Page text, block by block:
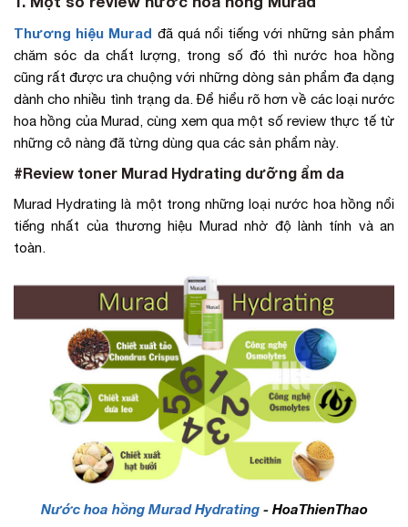
Thương hiệu Murad đã quá nổi tiếng với những sản phẩm
chăm sóc da chất lượng, trong số đó thì nước hoa hồng
cũng rất được ưa chuộng với những dòng sản phẩm đa dạng
dành cho nhiều tình trạng da. Để hiểu rõ hơn về các loại nước
hoa hồng của Murad, cùng xem qua một số review thực tế từ
những cô nàng đã từng dùng qua các sản phẩm này.
#Review toner Murad Hydrating dưỡng ẩm da
Murad Hydrating là một trong những loại nước hoa hồng nổi
tiếng nhất của thương hiệu Murad nhờ độ lành tính và an
toàn.
Nước hoa hồng Murad Hydrating- HoaThienThao